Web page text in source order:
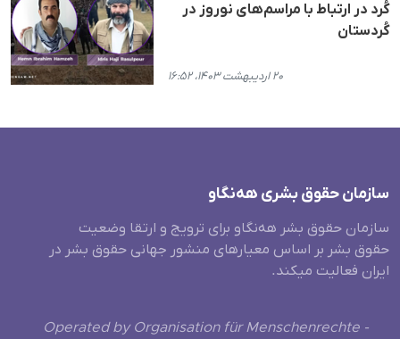
کُرد در ارتباط با مراسم‌های نوروز در
کُردستان
۲۰ اردیبهشت ۱۴۰۳، ۱۶:۵۲
سازمان حقوق بشری هەنگاو
سازمان حقوق بشر هه‌نگاو برای ترویج و ارتقا وضعیت
حقوق بشر بر اساس معیارهای منشور جهانی حقوق بشر در
ایران فعالیت میکند.
Operated by Organisation für Menschenrechte -